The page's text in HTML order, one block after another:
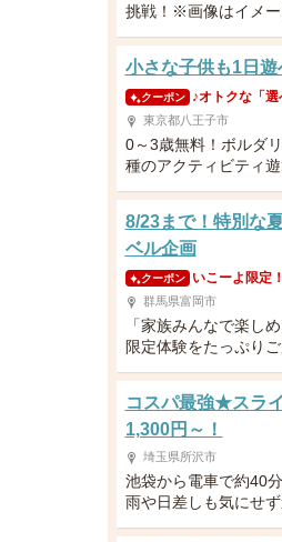
挑戦！※画像はイメ
小さな子供も1日遊
クーポン ♪オトクな「
東京都八王子市
0～3歳無料！ボルダ
種のアクティビティ
8/23まで！特別な
ベル企画
クーポン いこーよ限定
群馬県富岡市
「家族みんなで楽し
限定体験をたっぷりご
コスパ最強★スラ
1,300円～！
埼玉県所沢市
池袋から電車で約40
雨や日差しも気にせ